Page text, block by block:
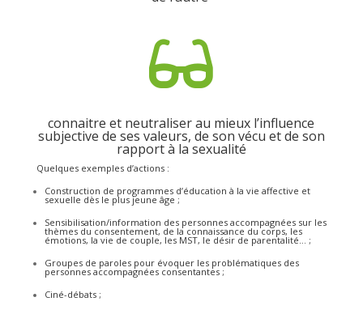

connaitre et neutraliser au mieux l’influence
subjective de ses valeurs, de son vécu et de son
rapport à la sexualité
Quelques exemples d’actions :
Construction de programmes d’éducation à la vie affective et
sexuelle dès le plus jeune âge ;
Sensibilisation/information des personnes accompagnées sur les
thèmes du consentement, de la connaissance du corps, les
émotions, la vie de couple, les MST, le désir de parentalité… ;
Groupes de paroles pour évoquer les problématiques des
personnes accompagnées consentantes ;
Ciné-débats ;